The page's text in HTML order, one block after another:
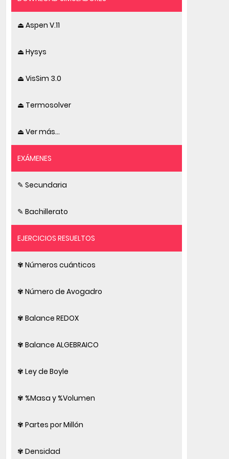
⏏ Aspen V.11
⏏ Hysys
⏏ VisSim 3.0
⏏ Termosolver
⏏ Ver más...
EXÁMENES
✎ Secundaria
✎ Bachillerato
EJERCICIOS RESUELTOS
✾ Números cuánticos
✾ Número de Avogadro
✾ Balance REDOX
✾ Balance ALGEBRAICO
✾ Ley de Boyle
✾ %Masa y %Volumen
✾ Partes por Millón
✾ Densidad